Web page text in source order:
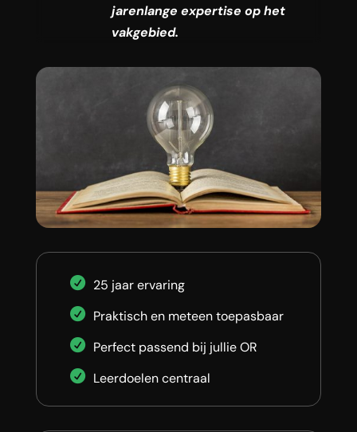
jarenlange expertise op het
vakgebied.
25 jaar ervaring
Praktisch en meteen toepasbaar
Perfect passend bij jullie OR
Leerdoelen centraal